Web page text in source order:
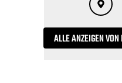
ALLE ANZEIGEN